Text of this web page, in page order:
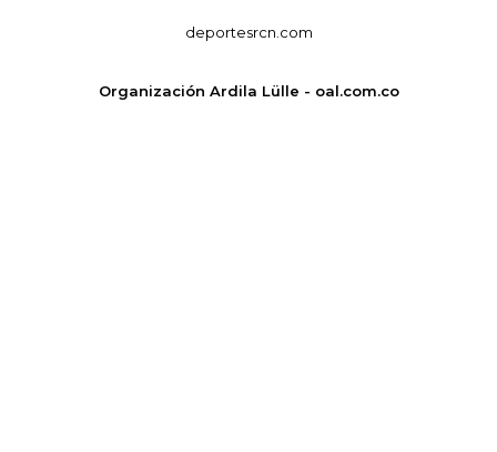
deportesrcn.com
Organización Ardila Lülle - oal.com.co